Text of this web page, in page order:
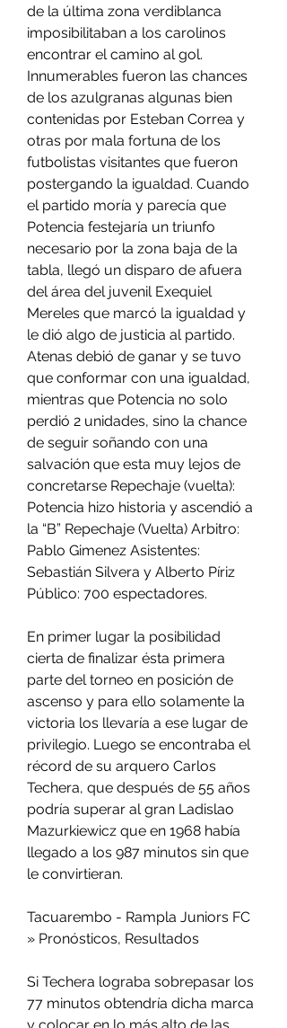
de la última zona verdiblanca
imposibilitaban a los carolinos
encontrar el camino al gol.
Innumerables fueron las chances
de los azulgranas algunas bien
contenidas por Esteban Correa y
otras por mala fortuna de los
futbolistas visitantes que fueron
postergando la igualdad. Cuando
el partido moría y parecía que
Potencia festejaría un triunfo
necesario por la zona baja de la
tabla, llegó un disparo de afuera
del área del juvenil Exequiel
Mereles que marcó la igualdad y
le dió algo de justicia al partido.
Atenas debió de ganar y se tuvo
que conformar con una igualdad,
mientras que Potencia no solo
perdió 2 unidades, sino la chance
de seguir soñando con una
salvación que esta muy lejos de
concretarse Repechaje (vuelta):
Potencia hizo historia y ascendió a
la “B” Repechaje (Vuelta) Arbitro:
Pablo Gimenez Asistentes:
Sebastián Silvera y Alberto Píriz
Público: 700 espectadores.
En primer lugar la posibilidad
cierta de finalizar ésta primera
parte del torneo en posición de
ascenso y para ello solamente la
victoria los llevaría a ese lugar de
privilegio. Luego se encontraba el
récord de su arquero Carlos
Techera, que después de 55 años
podría superar al gran Ladislao
Mazurkiewicz que en 1968 había
llegado a los 987 minutos sin que
le convirtieran.
Tacuarembo - Rampla Juniors FC
» Pronósticos, Resultados
Si Techera lograba sobrepasar los
77 minutos obtendría dicha marca